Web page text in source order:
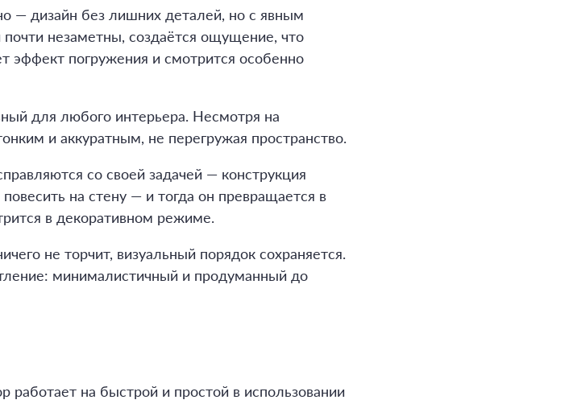
— дизайн без лишних деталей, но с явным
незаметны, создаётся ощущение, что
эффект погружения и смотрится особенно
для любого интерьера. Несмотря на
и аккуратным, не перегружая пространство.
со своей задачей — конструкция
на стену — и тогда он превращается в
в декоративном режиме.
не торчит, визуальный порядок сохраняется.
минималистичный и продуманный до
работает на быстрой и простой в использовании